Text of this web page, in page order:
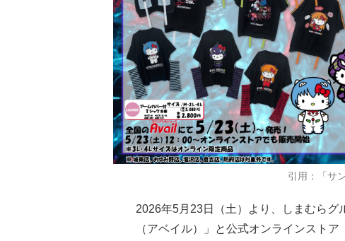
引用：「サ
2026年5月23日（土）より、しまむらグ
（アベイル）」と公式オンラインスト